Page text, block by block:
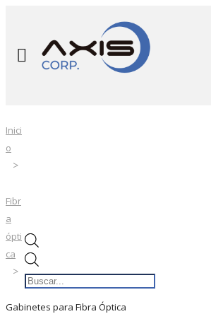
de
Inici
o
Fibr
a
ópti
ca
Gabinetes para Fibra Óptica